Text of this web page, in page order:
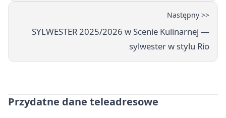
Następny >>
SYLWESTER 2025/2026 w Scenie Kulinarnej —
sylwester w stylu Rio
Przydatne dane teleadresowe